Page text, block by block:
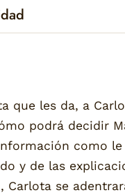
que les da, a
podrá decidir
como le
y de las
se